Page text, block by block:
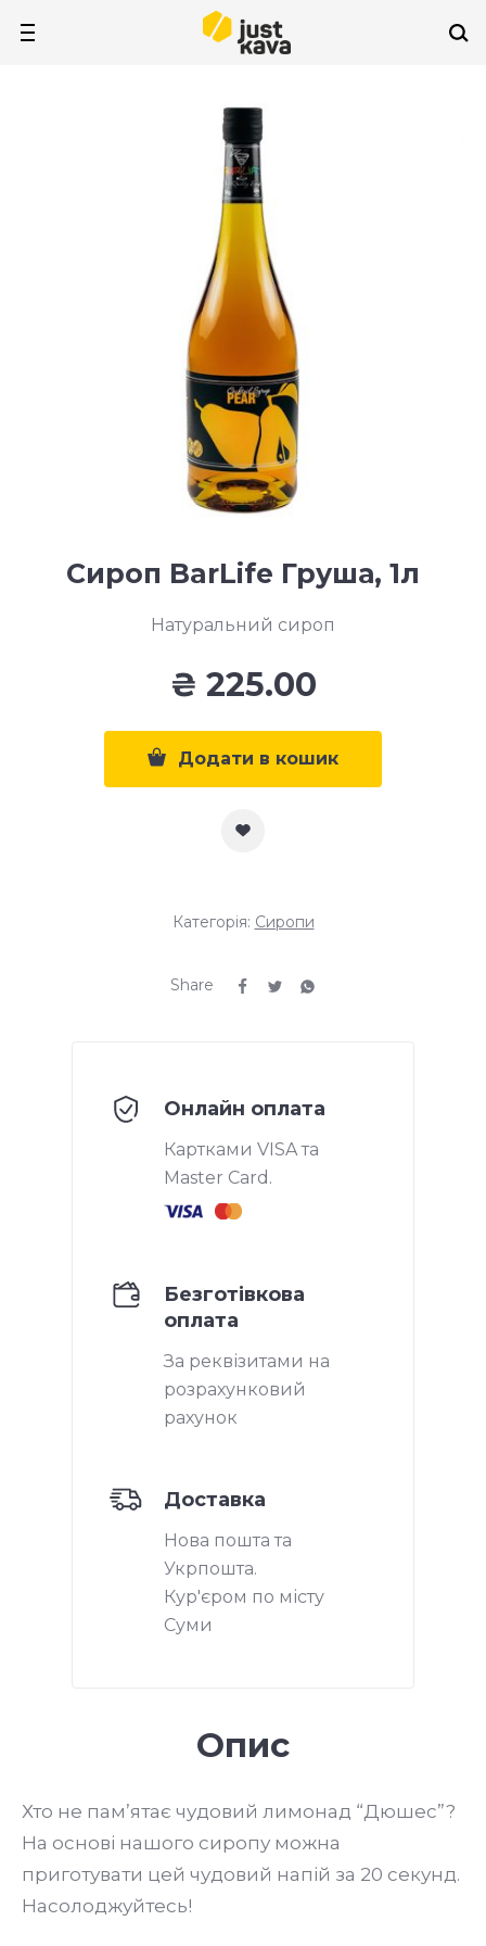
Сироп BarLife Груша, 1л
Натуральний сироп
₴ 225.00
Додати в кошик
Категорія: Сиропи
Share
Онлайн оплата
Картками VISA та
Master Card.
Безготівкова
оплата
За реквізитами на
розрахунковий
рахунок
Доставка
Нова пошта та
Укрпошта.
Кур'єром по місту
Суми
Опис
Хто не пам’ятає чудовий лимонад “Дюшес”?
На основі нашого сиропу можна
приготувати цей чудовий напій за 20 секунд.
Насолоджуйтесь!